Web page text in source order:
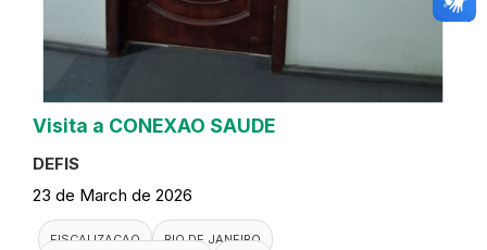
Visita a CONEXAO SAUDE
DEFIS
23 de March de 2026
FISCALIZACAO
RIO DE JANEIRO